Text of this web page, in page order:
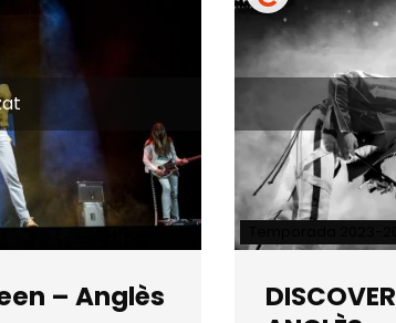
– Anglès